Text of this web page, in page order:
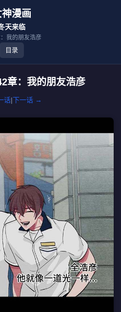
神漫画
天来临
我的朋友浩彦
目录
章：我的朋友浩彦
话|下一话 →